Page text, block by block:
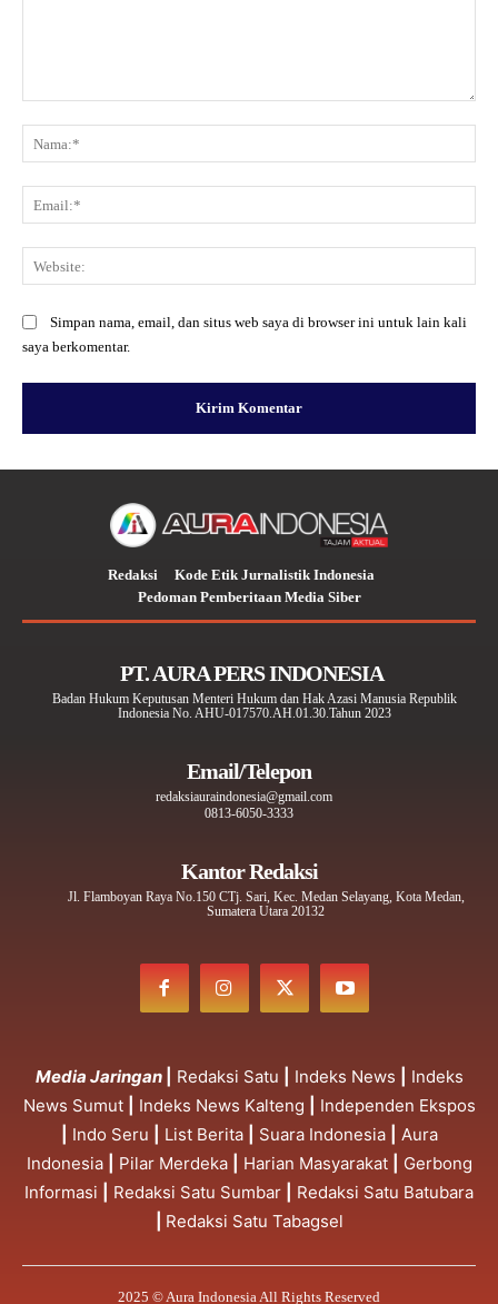
Simpan nama, email, dan situs web saya di browser ini untuk lain kali
saya berkomentar.
Redaksi
Kode Etik Jurnalistik Indonesia
Pedoman Pemberitaan Media Siber
PT. AURA PERS INDONESIA
Badan Hukum Keputusan Menteri Hukum dan Hak Azasi Manusia Republik
Indonesia No. AHU-017570.AH.01.30.Tahun 2023
Email/Telepon
redaksiauraindonesia@gmail.com
0813-6050-3333
Kantor Redaksi
Jl. Flamboyan Raya No.150 CTj. Sari, Kec. Medan Selayang, Kota Medan,
Sumatera Utara 20132
Media Jaringan Redaksi Satu Indeks News
Indeks
News Sumut
Indeks News Kalteng
Independen Ekspos
Indo Seru List Berita Suara Indonesia
Aura
Indonesia
Pilar Merdeka Harian Masyarakat
Gerbong
Informasi
Redaksi Satu Sumbar
Redaksi Satu Batubara
Redaksi Satu Tabagsel
2025 © Aura Indonesia All Rights Reserved